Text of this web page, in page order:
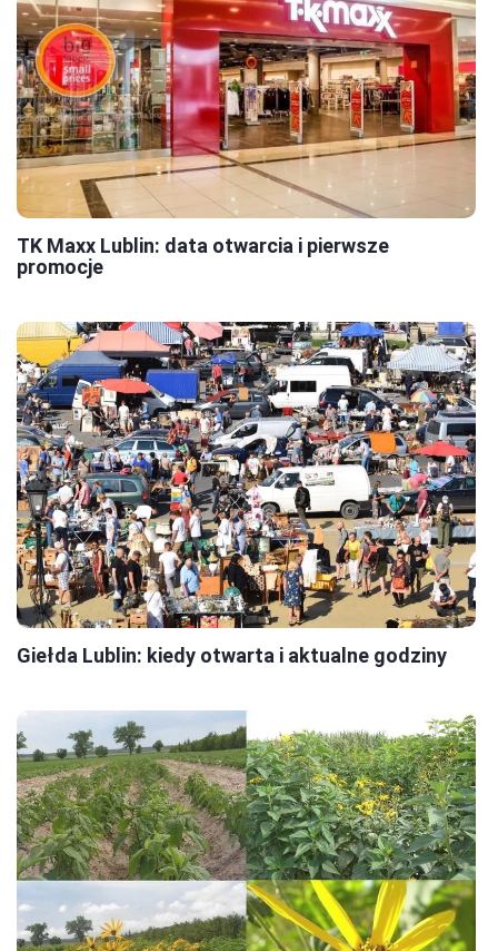
TK Maxx Lublin: data otwarcia i pierwsze
promocje
Giełda Lublin: kiedy otwarta i aktualne godziny